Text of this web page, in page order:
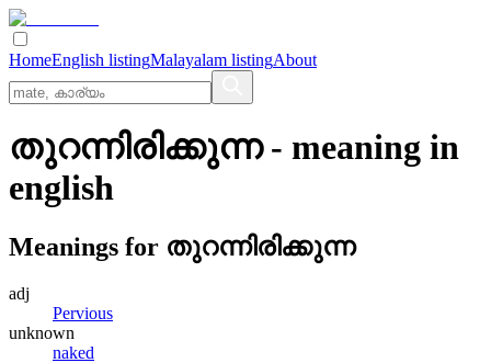
HomeEnglish listingMalayalam listingAbout
തുറന്നിരിക്കുന്ന- meaning in
english
Meanings for തുറന്നിരിക്കുന്ന
adj
Pervious
unknown
naked